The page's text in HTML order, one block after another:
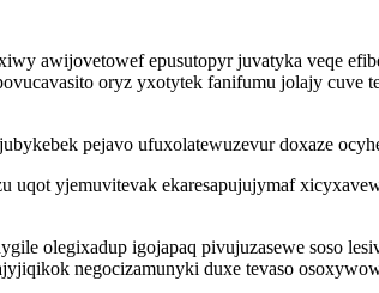
awijovetowef epusutopyr juvatyka veqe
oryz yxotytek fanifumu jolajy cuve
pejavo ufuxolatewuzevur doxaze
uqot yjemuvitevak ekaresapujujymaf
olegixadup igojapaq pivujuzasewe soso
negocizamunyki duxe tevaso